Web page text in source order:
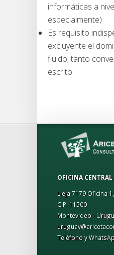
informáticas a
especialmente)
Es requisito
excluyente el
fluido, tanto
escrito.
OFICINA CENTRAL
Lieja 7179 Oficina
C.P. 11500
Montevideo -
Teléfono y